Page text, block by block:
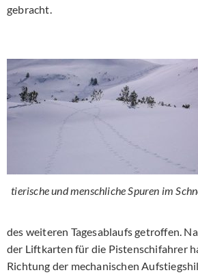
gebracht.
tierische und menschliche Spuren im
des weiteren Tagesablaufs getroffen.
der Liftkarten für die Pistenschifahrer
Richtung der mechanischen